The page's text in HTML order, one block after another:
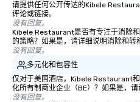
请提供任何公开传达的Kibele
评论或链接。
没有回复。
Kibele Restaurant是否有专注于消除和
的策略？如果是，请详细说明消除和转
没有回复。
多元化和包容性
仅对于美国酒店，Kibele Restaurant
化所有制商业企业（BE）？如果是，请
没有回复。